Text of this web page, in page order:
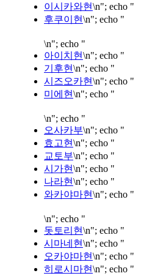
이시카와현\n"; echo "
후쿠이현\n"; echo "
\n"; echo "
아이치현\n"; echo "
기후현\n"; echo "
시즈오카현\n"; echo "
미에현\n"; echo "
\n"; echo "
오사카부\n"; echo "
효고현\n"; echo "
교토부\n"; echo "
시가현\n"; echo "
나라현\n"; echo "
와카야마현\n"; echo "
\n"; echo "
돗토리현\n"; echo "
시마네현\n"; echo "
오카야마현\n"; echo "
히로시마현\n"; echo "